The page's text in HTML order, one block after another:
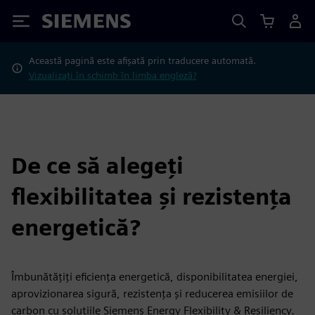
Siemens
Această pagină este afișată prin traducere automată.
Vizualizați în schimb în limba engleză?
De ce să alegeți
flexibilitatea și rezistența
energetică?
Îmbunătățiți eficiența energetică, disponibilitatea energiei,
aprovizionarea sigură, rezistența și reducerea emisiilor de
carbon cu soluțiile Siemens Energy Flexibility & Resiliency.